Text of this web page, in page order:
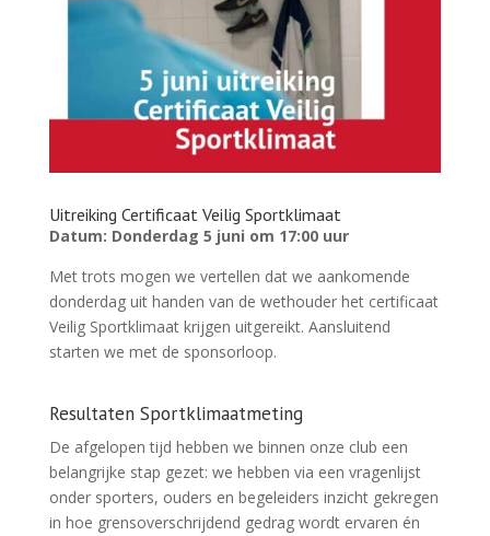
Uitreiking Certificaat Veilig Sportklimaat
Datum: Donderdag 5 juni om 17:00 uur
Met trots mogen we vertellen dat we aankomende
donderdag uit handen van de wethouder het certificaat
Veilig Sportklimaat krijgen uitgereikt. Aansluitend
starten we met de sponsorloop.
Resultaten Sportklimaatmeting
De afgelopen tijd hebben we binnen onze club een
belangrijke stap gezet: we hebben via een vragenlijst
onder sporters, ouders en begeleiders inzicht gekregen
in hoe grensoverschrijdend gedrag wordt ervaren én